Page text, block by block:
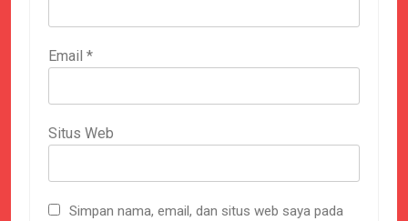
Email *
Situs Web
Simpan nama, email, dan situs web saya pada